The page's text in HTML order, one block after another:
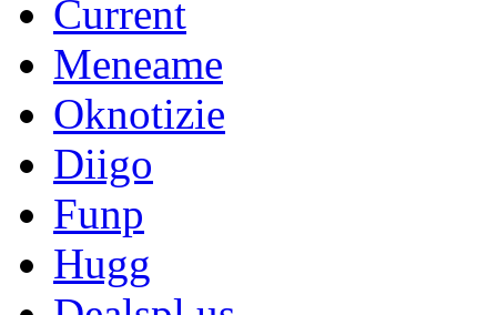
Current
Meneame
Oknotizie
Diigo
Funp
Hugg